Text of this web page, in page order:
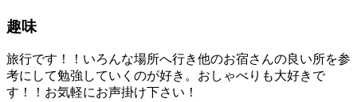
趣味
旅行です！！いろんな場所へ行き他のお宿さんの良い所を参
考にして勉強していくのが好き。おしゃべりも大好きで
す！！お気軽にお声掛け下さい！